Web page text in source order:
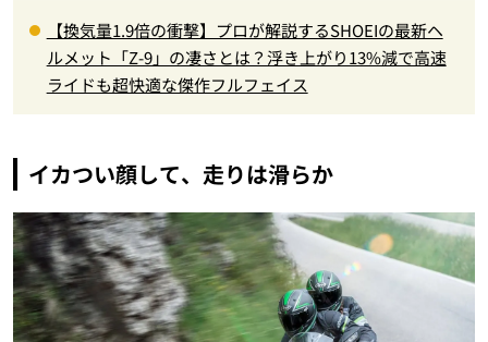
【換気量1.9倍の衝撃】プロが解説するSHOEIの最新ヘ
ルメット「Z-9」の凄さとは？浮き上がり13%減で高速
ライドも超快適な傑作フルフェイス
イカつい顔して、走りは滑らか